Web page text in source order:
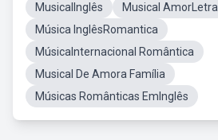
MusicalInglês
Musical AmorLetra
Música InglêsRomantica
MúsicaInternacional Romântica
Musical De Amora Família
Músicas Românticas EmInglês